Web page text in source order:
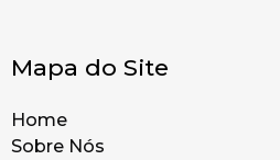
Mapa do Site
Home
Sobre Nós